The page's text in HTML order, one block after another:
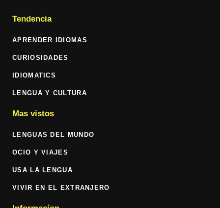
Tendencia
APRENDER IDIOMAS
CURIOSIDADES
IDIOMATICS
LENGUA Y CULTURA
Mas vistos
LENGUAS DEL MUNDO
OCIO Y VIAJES
USA LA LENGUA
VIVIR EN EL EXTRANJERO